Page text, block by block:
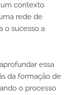
contexto
rede de
o sucesso a
essa
da formação de
o processo